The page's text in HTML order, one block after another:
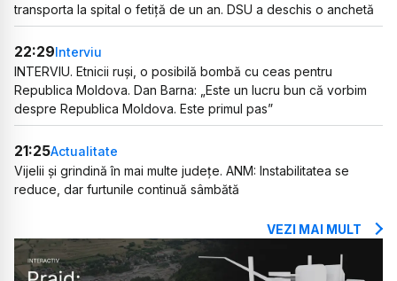
transporta la spital o fetiță de un an. DSU a deschis o anchetă
22:29Interviu
INTERVIU. Etnicii ruși, o posibilă bombă cu ceas pentru
Republica Moldova. Dan Barna: „Este un lucru bun că vorbim
despre Republica Moldova. Este primul pas”
21:25Actualitate
Vijelii și grindină în mai multe județe. ANM: Instabilitatea se
reduce, dar furtunile continuă sâmbătă
VEZI MAI MULT